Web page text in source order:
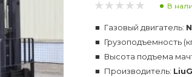
В
Газовый двигатель:
Грузоподъемность
Высота подъема
Производитель: